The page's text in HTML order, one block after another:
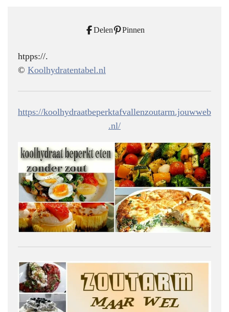
Delen Pinnen
htpps://.
© Koolhydratentabel.nl
https://koolhydraatbeperktafvallenzoutarm.jouwweb
.nl/